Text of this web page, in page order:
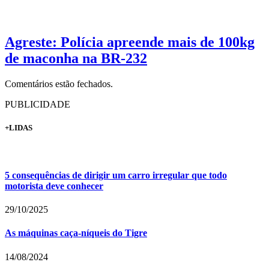
Agreste: Polícia apreende mais de 100kg
de maconha na BR-232
Comentários estão fechados.
PUBLICIDADE
+LIDAS
5 consequências de dirigir um carro irregular que todo
motorista deve conhecer
29/10/2025
As máquinas caça-níqueis do Tigre
14/08/2024